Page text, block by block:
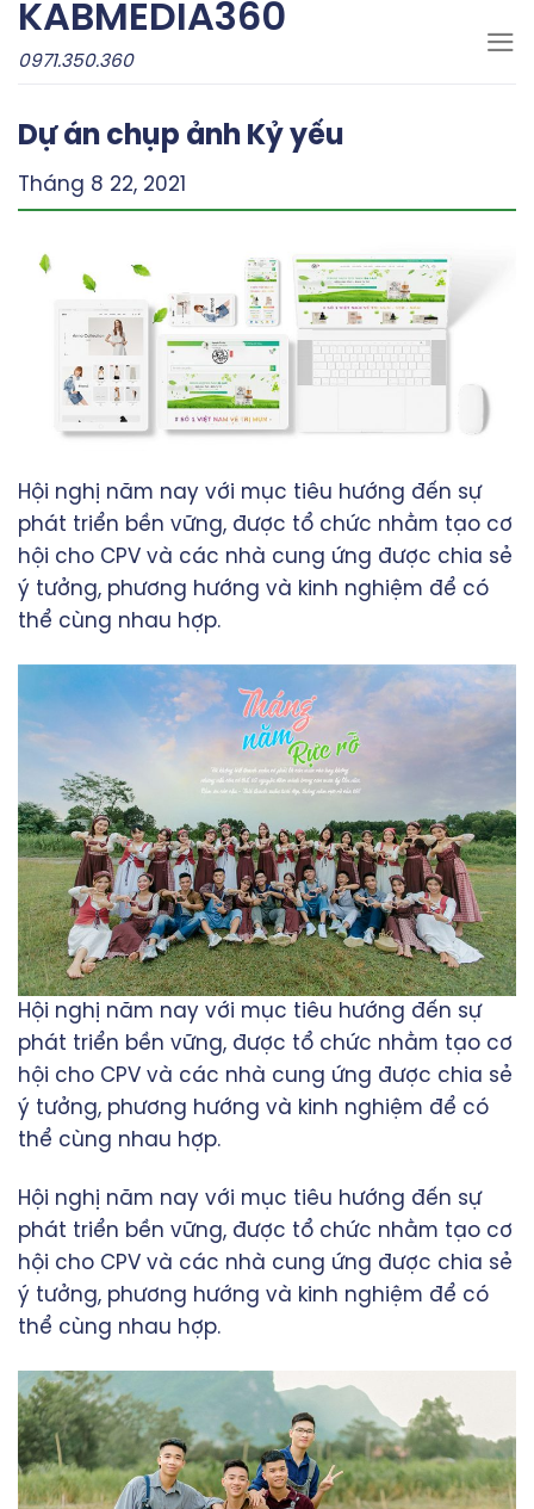
SkipKABMEDIA360
0971.350.360
Dự án chụp ảnh Kỷ yếu
Tháng 8 22, 2021
Hội nghị năm nay với mục tiêu hướng đến sự
phát triển bền vững, được tổ chức nhằm tạo cơ
hội cho CPV và các nhà cung ứng được chia sẻ
ý tưởng, phương hướng và kinh nghiệm để có
thể cùng nhau hợp.
Hội nghị năm nay với mục tiêu hướng đến sự
phát triển bền vững, được tổ chức nhằm tạo cơ
hội cho CPV và các nhà cung ứng được chia sẻ
ý tưởng, phương hướng và kinh nghiệm để có
thể cùng nhau hợp.
Hội nghị năm nay với mục tiêu hướng đến sự
phát triển bền vững, được tổ chức nhằm tạo cơ
hội cho CPV và các nhà cung ứng được chia sẻ
ý tưởng, phương hướng và kinh nghiệm để có
thể cùng nhau hợp.